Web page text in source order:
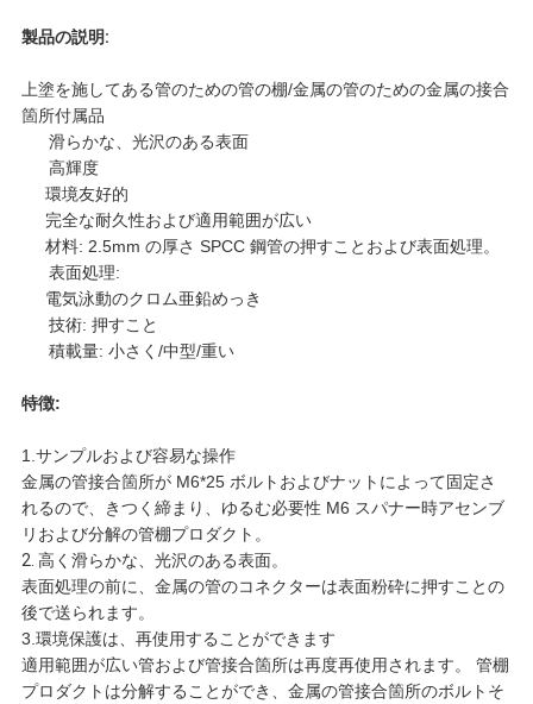
だ
さ
い
ラ
イ
バ
シ
ー
ポ
製品の説明:
上塗を施してある管のための管の棚/金属の管のための金属の接合
箇所付属品
滑らかな、光沢のある表面
高輝度
環境友好的
完全な耐久性および適用範囲が広い
材料: 2.5mm の厚さ SPCC 鋼管の押すことおよび表面処理。
表面処理:
電気泳動のクロム亜鉛めっき
技術: 押すこと
積載量: 小さく/中型/重い
特徴:
1.サンプルおよび容易な操作
金属の管接合箇所が M6*25 ボルトおよびナットによって固定さ
れるので、きつく締まり、ゆるむ必要性 M6 スパナー時アセンブ
リおよび分解の管棚プロダクト。
2. 高く滑らかな、光沢のある表面。
表面処理の前に、金属の管のコネクターは表面粉砕に押すことの
後で送られます。
3.環境保護は、再使用することができます
適用範囲が広い管および管接合箇所は再度再使用されます。 管棚
プロダクトは分解することができ、金属の管接合箇所のボルトそ